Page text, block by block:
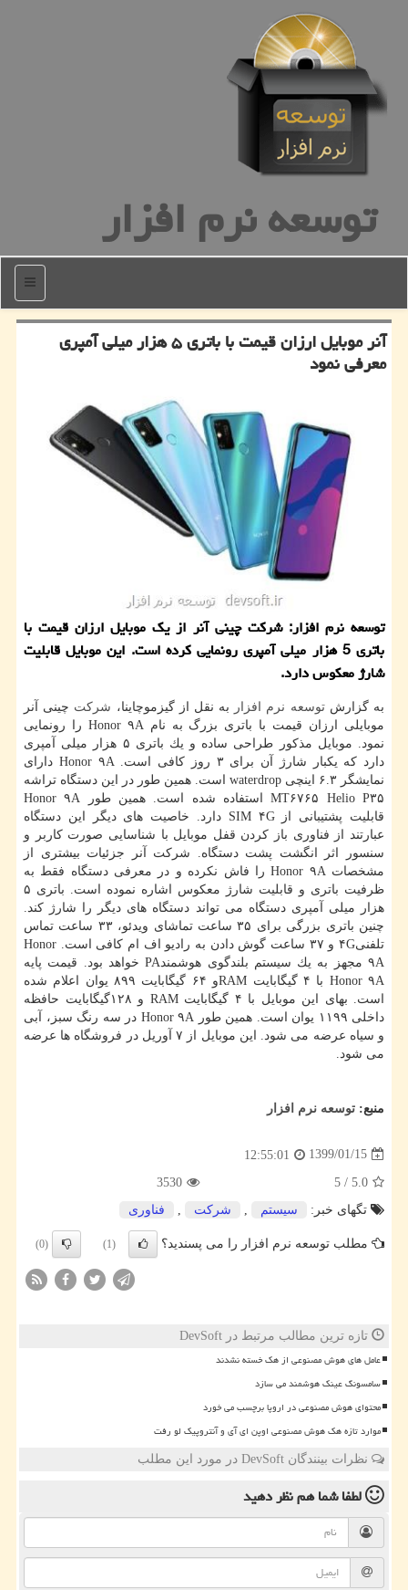
توسعه نرم افزار
منو
آنر موبایل ارزان قیمت با باتری ۵ هزار میلی آمپری
معرفی نمود
توسعه نرم افزار: شركت چینی آنر از یك موبایل ارزان قیمت با
باتری 5 هزار میلی آمپری رونمایی كرده است. این موبایل قابلیت
شارژ معكوس دارد.
به گزارشتوسعه نرم افزار به نقل از گیزموچاینا، شركت چینی آنر
موبایلی ارزان قیمت با باتری بزرگ به نام Honor ۹A را رونمایی
نمود. موبایل مذكور طراحی ساده و یك باتری ۵ هزار میلی آمپری
دارد كه یكبار شارژ آن برای ۳ روز كافی است. Honor ۹A دارای
نمایشگر ۶.۳ اینچی waterdrop است. همین طور در این دستگاه تراشه
MT۶۷۶۵ Helio P۳۵ استفاده شده است. همین طور Honor ۹A
قابلیت پشتیبانی از SIM ۴G دارد. خاصیت های دیگر این دستگاه
عبارتند از فناوری باز كردن قفل موبایل با شناسایی صورت كاربر و
سنسور اثر انگشت پشت دستگاه. شركت آنر جزئیات بیشتری از
مشخصات Honor ۹A را فاش نكرده و در معرفی دستگاه فقط به
ظرفیت باتری و قابلیت شارژ معكوس اشاره نموده است. باتری ۵
هزار میلی آمپری دستگاه می تواند دستگاه های دیگر را شارژ كند.
چنین باتری بزرگی برای ۳۵ ساعت تماشای ویدئو، ۳۳ ساعت تماس
تلفنی۴G و ۳۷ ساعت گوش دادن به رادیو اف ام كافی است. Honor
۹A مجهز به یك سیستم بلندگوی هوشمندPA خواهد بود. قیمت پایه
Honor ۹A با ۴ گیگابایت RAMو ۶۴ گیگابایت ۸۹۹ یوان اعلام شده
است. بهای این موبایل با ۴ گیگابایت RAM و ۱۲۸گیگابایت حافظه
داخلی ۱۱۹۹ یوان است. همین طور Honor ۹A در سه رنگ سبز، آبی
و سیاه عرضه می شود. این موبایل از ۷ آوریل در فروشگاه ها عرضه
می شود.
منبع: توسعه نرم افزار
1399/01/15
12:55:01
5.0
/
5
3530
تگهای خبر:
سیستم شركت فناوری
مطلب توسعه نرم افزار را می پسندید؟ (1)
(0)
تازه ترین مطالب مرتبط در DevSoft
عامل های هوش مصنوعی از هک خسته نشدند
سامسونگ عینک هوشمند می سازد
محتوای هوش مصنوعی در اروپا برچسب می خورد
موارد تازه هک هوش مصنوعی اوپن ای آی و آنتروپیک لو رفت
نظرات بینندگان DevSoft در مورد این مطلب
لطفا شما همنظر دهید